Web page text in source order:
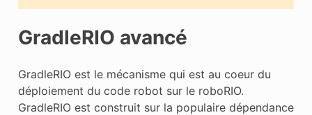
GradleRIO avancé
GradleRIO est le mécanisme qui est au coeur du
déploiement du code robot sur le roboRIO.
GradleRIO est construit sur la populaire dépendance